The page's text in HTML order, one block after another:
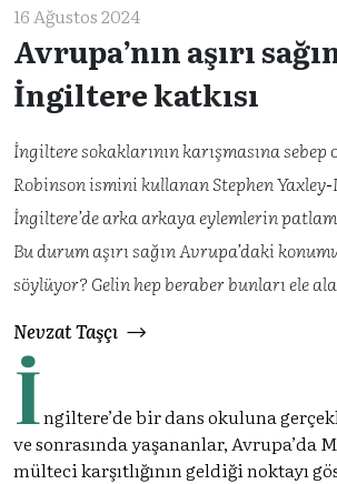
16 Ağustos 2024
Avrupa’nın aşırı
İngiltere katkısı
İngiltere sokaklarının karışmasına sebep
Robinson ismini kullanan Stephen
İngiltere’de arka arkaya eylemlerin
Bu durum aşırı sağın Avrupa’daki
söylüyor? Gelin hep beraber bunları ele
Nevzat Taşçı
İngiltere’de bir dans okuluna
ve sonrasında yaşananlar, Avrupa’da
mülteci karşıtlığının geldiği noktayı